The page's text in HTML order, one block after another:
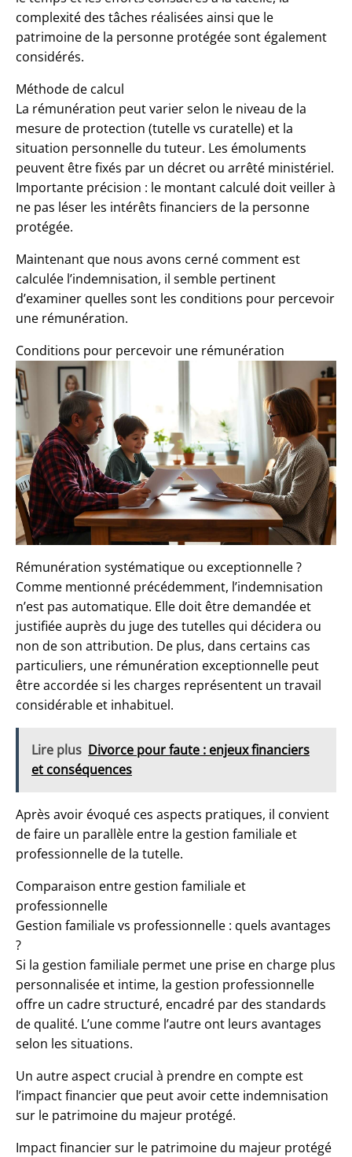
complexité des tâches réalisées ainsi que le
patrimoine de la personne protégée sont également
considérés.
Méthode de calcul
La rémunération peut varier selon le niveau de la
mesure de protection (tutelle vs curatelle) et la
situation personnelle du tuteur. Les émoluments
peuvent être fixés par un décret ou arrêté ministériel.
Importante précision : le montant calculé doit veiller à
ne pas léser les intérêts financiers de la personne
protégée.
Maintenant que nous avons cerné comment est
calculée l’indemnisation, il semble pertinent
d’examiner quelles sont les conditions pour percevoir
une rémunération.
Conditions pour percevoir une rémunération
Rémunération systématique ou exceptionnelle ?
Comme mentionné précédemment, l’indemnisation
n’est pas automatique. Elle doit être demandée et
justifiée auprès du juge des tutelles qui décidera ou
non de son attribution. De plus, dans certains cas
particuliers, une rémunération exceptionnelle peut
être accordée si les charges représentent un travail
considérable et inhabituel.
Lire plus Divorce pour faute : enjeux financiers
et conséquences
Après avoir évoqué ces aspects pratiques, il convient
de faire un parallèle entre la gestion familiale et
professionnelle de la tutelle.
Comparaison entre gestion familiale et
professionnelle
Gestion familiale vs professionnelle : quels avantages
?
Si la gestion familiale permet une prise en charge plus
personnalisée et intime, la gestion professionnelle
offre un cadre structuré, encadré par des standards
de qualité. L’une comme l’autre ont leurs avantages
selon les situations.
Un autre aspect crucial à prendre en compte est
l’impact financier que peut avoir cette indemnisation
sur le patrimoine du majeur protégé.
Impact financier sur le patrimoine du majeur protégé